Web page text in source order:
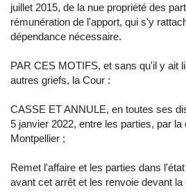
juillet 2015, de la nue propriété des
rémunération de l'apport, qui s'y
dépendance nécessaire.
PAR CES MOTIFS, et sans qu'il y ait
autres griefs, la Cour :
CASSE ET ANNULE, en toutes ses
5 janvier 2022, entre les parties, par la
Montpellier ;
Remet l'affaire et les parties dans
avant cet arrêt et les renvoie devant